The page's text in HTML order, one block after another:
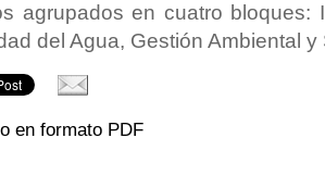
agrupados en cuatro bloques:
del Agua, Gestión Ambiental
en formato PDF